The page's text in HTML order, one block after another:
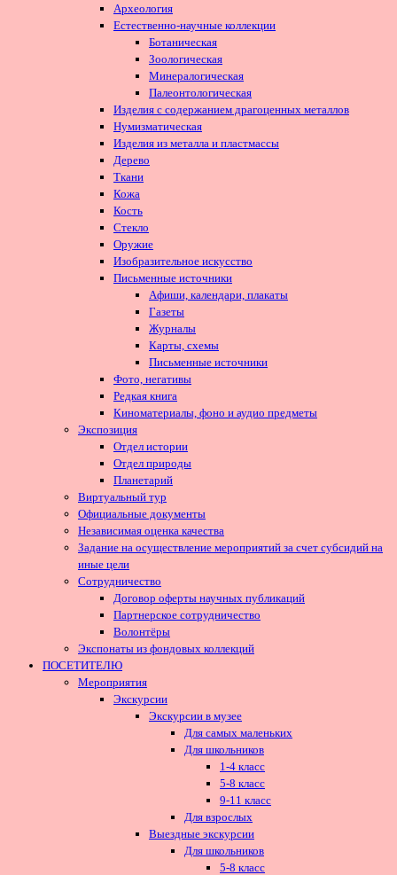
Археология
Естественно-научные коллекции
Ботаническая
Зоологическая
Минералогическая
Палеонтологическая
Изделия с содержанием драгоценных металлов
Нумизматическая
Изделия из металла и пластмассы
Дерево
Ткани
Кожа
Кость
Стекло
Оружие
Изобразительное искусство
Письменные источники
Афиши, календари, плакаты
Газеты
Журналы
Карты, схемы
Письменные источники
Фото, негативы
Редкая книга
Киноматериалы, фоно и аудио предметы
Экспозиция
Отдел истории
Отдел природы
Планетарий
Виртуальный тур
Официальные документы
Независимая оценка качества
Задание на осуществление мероприятий за счет субсидий на
иные цели
Сотрудничество
Договор оферты научных публикаций
Партнерское сотрудничество
Волонтёры
Экспонаты из фондовых коллекций
ПОСЕТИТЕЛЮ
Мероприятия
Экскурсии
Экскурсии в музее
Для самых маленьких
Для школьников
1-4 класс
5-8 класс
9-11 класс
Для взрослых
Выездные экскурсии
Для школьников
5-8 класс